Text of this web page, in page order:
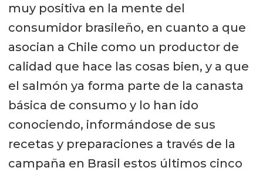
muy positiva en la mente del
consumidor brasileño, en cuanto a que
asocian a Chile como un productor de
calidad que hace las cosas bien, y a que
el salmón ya forma parte de la canasta
básica de consumo y lo han ido
conociendo, informándose de sus
recetas y preparaciones a través de la
campaña en Brasil estos últimos cinco